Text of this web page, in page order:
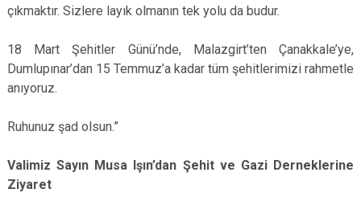
çıkmaktır. Sizlere layık olmanın tek yolu da budur.
18 Mart Şehitler Günü’nde, Malazgirt’ten Çanakkale’ye,
Dumlupınar’dan 15 Temmuz’a kadar tüm şehitlerimizi rahmetle
anıyoruz.
Ruhunuz şad olsun.”
Valimiz Sayın Musa Işın’dan Şehit ve Gazi Derneklerine
Ziyaret